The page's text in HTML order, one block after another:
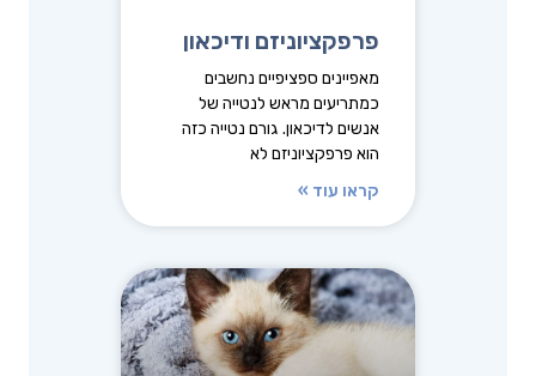
פרפקציוניזם ודיכאון
מאפיינים ספציפיים נחשבים
כמתריעים מראש לנטייה של
אנשים לדיכאון. גורם נטייה כזה
הוא פרפקציוניזם לא
קראו עוד »